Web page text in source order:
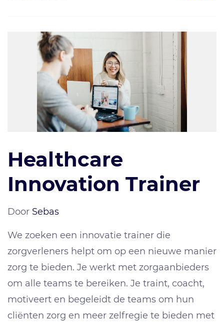
Healthcare
Innovation Trainer
Door Sebas
We zoeken een innovatie trainer die
zorgverleners helpt om op een nieuwe manier
zorg te bieden. Je werkt met zorgaanbieders
om alle teams te bereiken. Je traint, coacht,
motiveert en begeleidt de teams om hun
cliënten zorg en meer zelfregie te bieden met